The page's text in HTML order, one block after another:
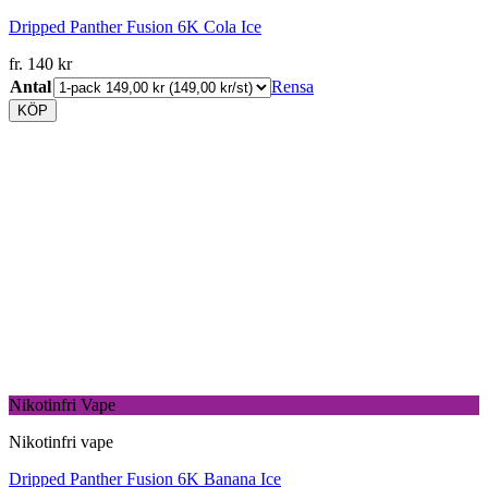
Dripped Panther Fusion 6K Cola Ice
fr. 140 kr
Antal
Rensa
KÖP
Nikotinfri Vape
Nikotinfri vape
Dripped Panther Fusion 6K Banana Ice